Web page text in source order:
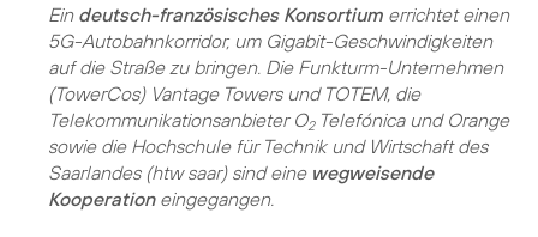
Ein deutsch-französisches Konsortium errichtet einen
5G-Autobahnkorridor, um Gigabit-Geschwindigkeiten
auf die Straße zu bringen. Die Funkturm-Unternehmen
(TowerCos) Vantage Towers und TOTEM, die
Telekommunikationsanbieter O2Telefónica und Orange
sowie die Hochschule für Technik und Wirtschaft des
Saarlandes (htw saar) sind eine wegweisende
Kooperationeingegangen.